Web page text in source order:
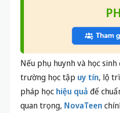
Nếu phụ huynh và học
trường học tập uy tín, lộ
pháp học hiệu quả để
quan trọng, NovaTeen